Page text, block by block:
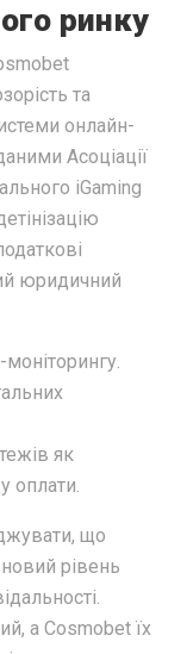
ринку
та
онлайн-
Асоціації
iGaming
юридичний
як
оплати.
що
рівень
а Cosmobet їх